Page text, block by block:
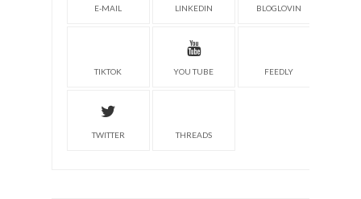
E-MAIL LINKEDIN BLOGLOVIN
TIKTOK YOU TUBE FEEDLY
TWITTER THREADS